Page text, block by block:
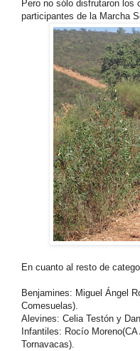
Pero no sólo disfrutaron los
participantes de la Marcha
En cuanto al resto de
Benjamines: Miguel Ángel
Comesuelas).
Alevines: Celia Testón y
Infantiles: Rocío
Tornavacas).